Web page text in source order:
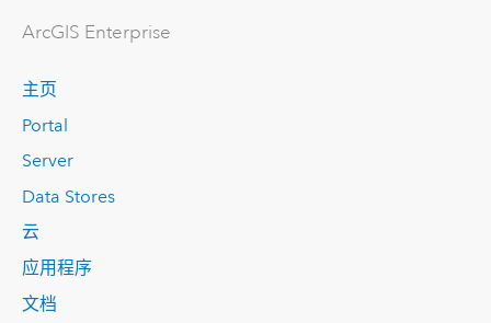
ArcGIS Enterprise
主页
Portal
Server
Data Stores
云
应用程序
文档